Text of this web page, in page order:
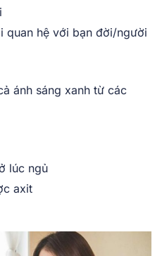
quan hệ với bạn đời/người
ánh sáng xanh từ các
lúc ngủ
axit